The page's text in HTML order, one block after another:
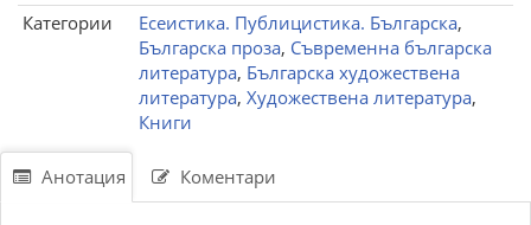
Категории
Есеистика. Публицистика. Българска,
Българска проза, Съвременна българска
литература, Българска художествена
литература, Художествена литература,
Книги
Анотация Коментари